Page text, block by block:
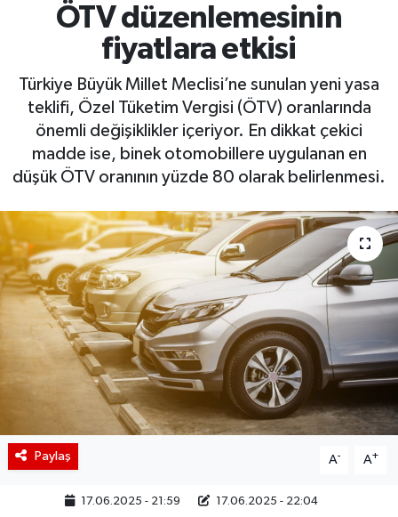
ÖTV düzenlemesinin
fiyatlara etkisi
Türkiye Büyük Millet Meclisi’ne sunulan yeni yasa
teklifi, Özel Tüketim Vergisi (ÖTV) oranlarında
önemli değişiklikler içeriyor. En dikkat çekici
madde ise, binek otomobillere uygulanan en
düşük ÖTV oranının yüzde 80 olarak belirlenmesi.
Paylaş A- A+
17.06.2025 - 21:59 17.06.2025 - 22:04
Bitcoin
Şirket Haberleri
Borsa Gundem
BIST 100 Isı Haritası
Ekonomik Takvim
Kiripto Para Piyasası
Gizlilik Sözleşmesi
Hakkımızda